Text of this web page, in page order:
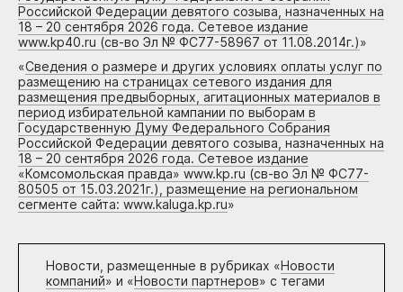
Российской Федерации девятого созыва, назначенных на
18 – 20 сентября 2026 года. Сетевое издание
www.kp40.ru (св-во Эл № ФС77-58967 от 11.08.2014г.)»
«Сведения о размере и других условиях оплаты услуг по
размещению на страницах сетевого издания для
размещения предвыборных, агитационных материалов в
период избирательной кампании по выборам в
Государственную Думу Федерального Собрания
Российской Федерации девятого созыва, назначенных на
18 – 20 сентября 2026 года. Сетевое издание
«Комсомольская правда» www.kp.ru (св-во Эл № ФС77-
80505 от 15.03.2021г.), размещение на региональном
сегменте сайта: www.kaluga.kp.ru»
Новости, размещенные в рубриках «Новости
компаний» и «Новости партнеров» с тегами